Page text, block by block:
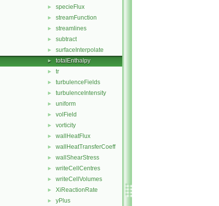
► specieFlux
► streamFunction
► streamlines
► subtract
► surfaceInterpolate
► totalEnthalpy
► tr
► turbulenceFields
► turbulenceIntensity
► uniform
► volField
► vorticity
► wallHeatFlux
► wallHeatTransferCoeff
► wallShearStress
► writeCellCentres
► writeCellVolumes
► XiReactionRate
► yPlus